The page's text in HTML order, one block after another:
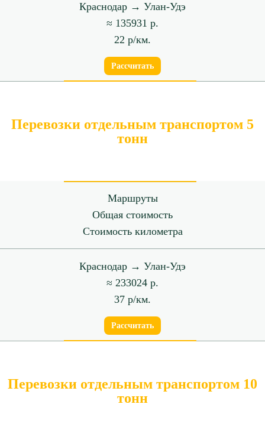
Краснодар → Улан-Удэ
≈ 135931 р.
22 р/км.
Рассчитать
Перевозки отдельным транспортом 5
тонн
Маршруты
Общая стоимость
Стоимость километра
Краснодар → Улан-Удэ
≈ 233024 р.
37 р/км.
Рассчитать
Перевозки отдельным транспортом 10
тонн